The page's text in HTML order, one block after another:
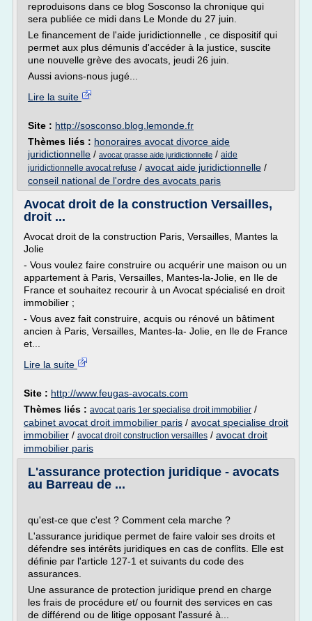
reproduisons dans ce blog Sosconso la chronique qui
sera publiée ce midi dans Le Monde du 27 juin.
Le financement de l'aide juridictionnelle , ce dispositif qui
permet aux plus démunis d'accéder à la justice, suscite
une nouvelle grève des avocats, jeudi 26 juin.
Aussi avions-nous jugé...
Lire la suite
Site : http://sosconso.blog.lemonde.fr
Thèmes liés : honoraires avocat divorce aide
juridictionnelle / avocat grasse aide juridictionnelle / aide
juridictionnelle avocat refuse / avocat aide juridictionnelle /
conseil national de l'ordre des avocats paris
Avocat droit de la construction Versailles,
droit ...
Avocat droit de la construction Paris, Versailles, Mantes la
Jolie
- Vous voulez faire construire ou acquérir une maison ou un
appartement à Paris, Versailles, Mantes-la-Jolie, en Ile de
France et souhaitez recourir à un Avocat spécialisé en droit
immobilier ;
- Vous avez fait construire, acquis ou rénové un bâtiment
ancien à Paris, Versailles, Mantes-la- Jolie, en Ile de France
et...
Lire la suite
Site : http://www.feugas-avocats.com
Thèmes liés : avocat paris 1er specialise droit immobilier /
cabinet avocat droit immobilier paris / avocat specialise droit
immobilier / avocat droit construction versailles / avocat droit
immobilier paris
L'assurance protection juridique - avocats
au Barreau de ...
qu'est-ce que c'est ? Comment cela marche ?
L'assurance juridique permet de faire valoir ses droits et
défendre ses intérêts juridiques en cas de conflits. Elle est
définie par l'article 127-1 et suivants du code des
assurances.
Une assurance de protection juridique prend en charge
les frais de procédure et/ ou fournit des services en cas
de différend ou de litige opposant l'assuré à...